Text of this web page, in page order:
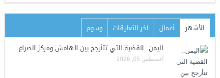
الأشهر أعمال اخر التعليقات
وسوم
اليمن.. القضية التي تتأرجح بين الهامش ومركز الصراع
أغسطس 05, 2026